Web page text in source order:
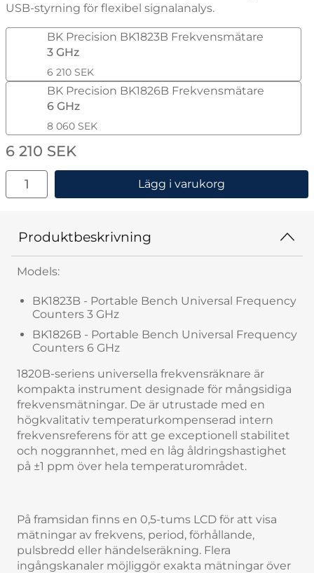
USB-styrning för flexibel signalanalys.
Handla denna produkt BK Precision BK1823B
BK Precision BK1823B Frekvensmätare
3 GHz
6 210 SEK
BK Precision BK1826B Frekvensmätare
6 GHz
8 060 SEK
pris
6 210 SEK
antal
Lägg i varukorg
Produktbeskrivning
Models:
BK1823B - Portable Bench Universal Frequency
Counters 3 GHz
BK1826B - Portable Bench Universal Frequency
Counters 6 GHz
1820B-seriens universella frekvensräknare är
kompakta instrument designade för mångsidiga
frekvensmätningar. De är utrustade med en
högkvalitativ temperaturkompenserad intern
frekvensreferens för att ge exceptionell stabilitet
och noggrannhet, med en låg åldringshastighet
på ±1 ppm över hela temperaturområdet.
På framsidan finns en 0,5-tums LCD för att visa
mätningar av frekvens, period, förhållande,
pulsbredd eller händelseräkning. Flera
ingångskanaler möjliggör exakta mätningar över